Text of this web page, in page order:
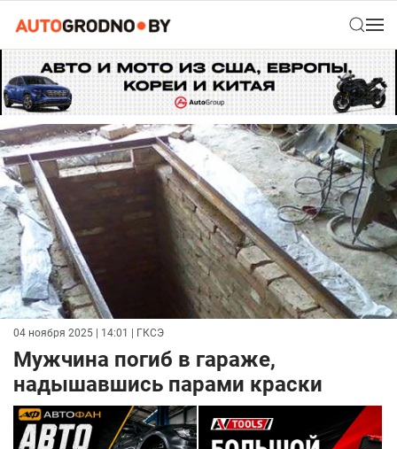
04 ноября 2025 | 14:01 | ГКСЭ
Мужчина погиб в гараже,
надышавшись парами краски